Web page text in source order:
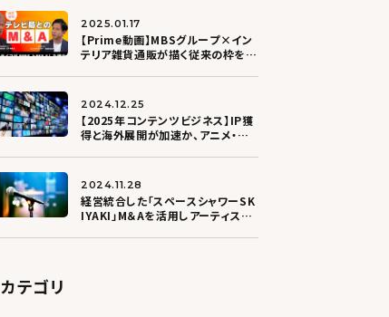
2025.01.17
【Prime動画】MBSグループ×イン
テリア雑貨通販が描く従来の枠を超
2024.12.25
【2025年コンテンツビジネス】IP獲
得と海外展開が加速か、アニメ・ゲ
2024.11.28
経営統合した「スペースシャワーSK
IYAKI」M＆Aを活用しアーティスト
カテゴリ